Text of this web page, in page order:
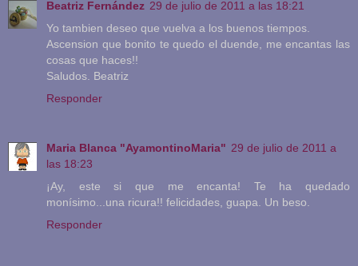
Beatriz Fernández 29 de julio de 2011 a las 18:21
Yo tambien deseo que vuelva a los buenos tiempos.
Ascension que bonito te quedo el duende, me encantas las
cosas que haces!!
Saludos. Beatriz
Responder
Maria Blanca "AyamontinoMaria" 29 de julio de 2011 a
las 18:23
¡Ay, este si que me encanta! Te ha quedado
monísimo...una ricura!! felicidades, guapa. Un beso.
Responder